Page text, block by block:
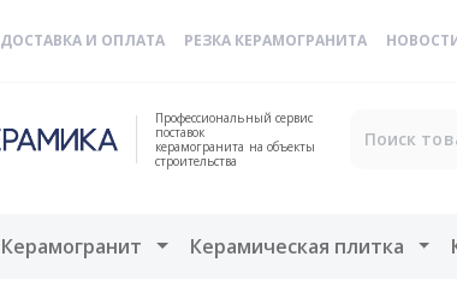
ДОСТАВКА И ОПЛАТА РЕЗКА КЕРАМОГРАНИТА
Профессиональный сервис
поставок
керамогранита на объекты
строительства
Керамогранит Открыть меню
Керамическая плитка